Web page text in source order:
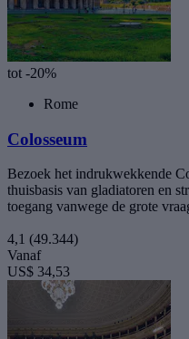
tot -20%
Rome
Colosseum
Bezoek het indrukwekkende
thuisbasis van gladiatoren en
toegang vanwege de grote
4,1 (49.344)
Vanaf
US$ 34,53